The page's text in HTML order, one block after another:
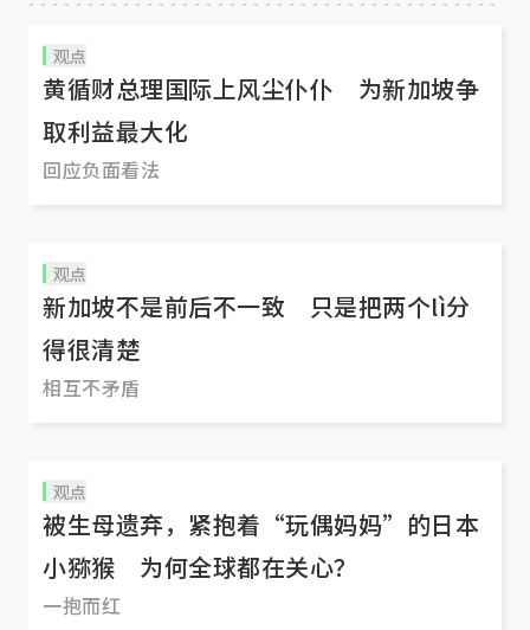
观点
黄循财总理国际上风尘仆仆 为新加坡争
取利益最大化
回应负面看法
观点
新加坡不是前后不一致 只是把两个lì分
得很清楚
相互不矛盾
观点
被生母遗弃，紧抱着“玩偶妈妈”的日本
小猕猴 为何全球都在关心？
一抱而红